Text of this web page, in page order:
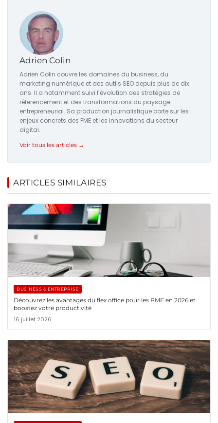
Adrien Colin
Adrien Colin couvre les domaines du business, du
marketing numérique et des outils SEO depuis plus de dix
ans. Il a notamment suivi l’évolution des stratégies de
référencement et des transformations du paysage
entrepreneurial. Sa production journalistique porte sur les
enjeux concrets des PME et les innovations du secteur
digital.
Voir tous les articles →
ARTICLES SIMILAIRES
BUSINESS & ENTREPRISE
Découvrez les avantages du flex office pour les PME en 2026 et
boostez votre productivité
16 juillet 2026